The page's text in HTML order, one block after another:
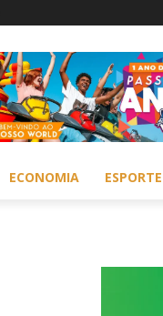
ECONOMIA ESPORTE